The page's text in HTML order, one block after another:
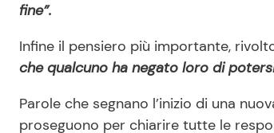
fine”.
Infine il pensiero più importante,
che qualcuno ha negato loro di
Parole che segnano l’inizio di una
proseguono per chiarire tutte le